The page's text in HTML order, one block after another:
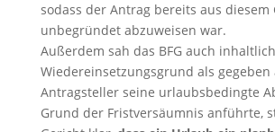
sodass der Antrag bereits aus diesem
unbegründet abzuweisen war.
Außerdem sah das BFG auch
Wiedereinsetzungsgrund als gegeben
Antragsteller seine urlaubsbedingte
Grund der Fristversäumnis anführte,